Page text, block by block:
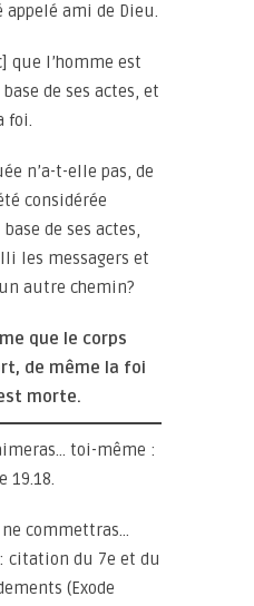
appelé ami de Dieu.
que l’homme est
de ses actes, et
foi.
n’a-t-elle pas, de
considérée
de ses actes,
les messagers et
autre chemin?
que le corps
de même la foi
morte.
toi-même :
19.18.
du 7e et du
(Exode